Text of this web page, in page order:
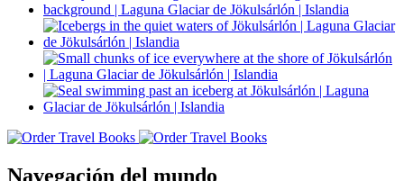
Navegación del mundo